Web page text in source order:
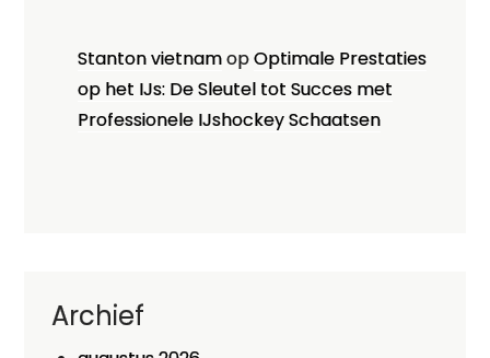
Stanton vietnamopOptimale Prestaties
op het IJs: De Sleutel tot Succes met
Professionele IJshockey Schaatsen
Archief